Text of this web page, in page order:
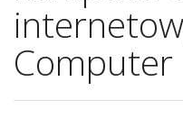
Computer